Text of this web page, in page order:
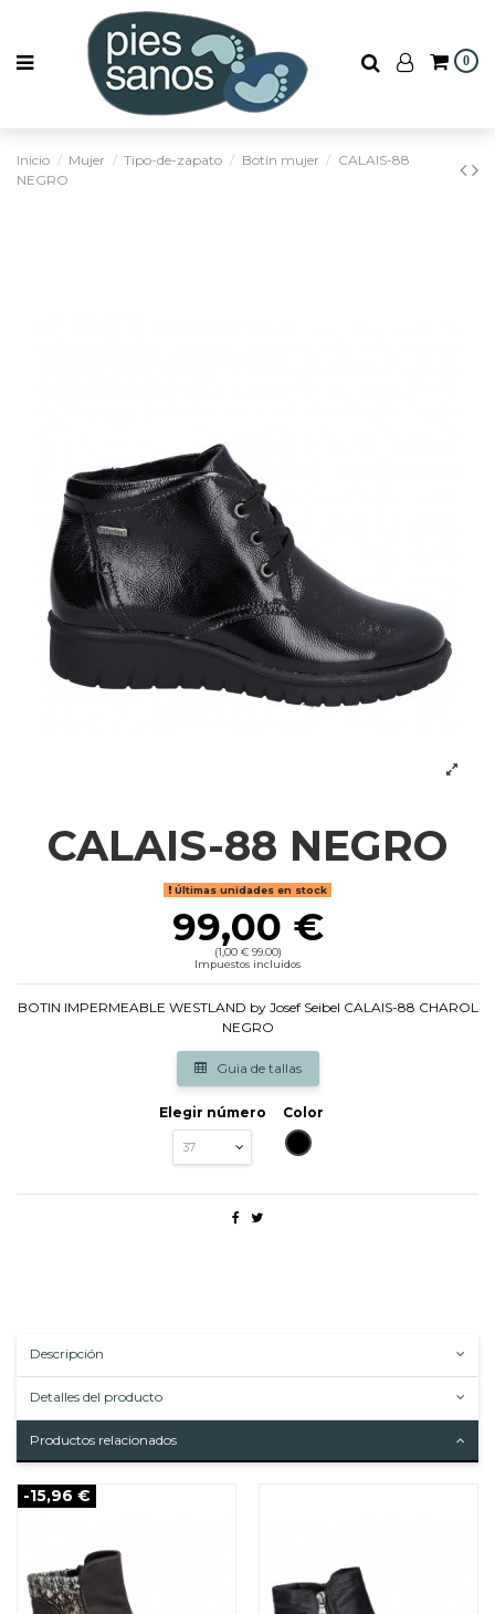
0
Inicio Mujer Tipo-de-zapato Botín mujer
CALAIS-88
NEGRO
CALAIS-88 NEGRO
Últimas unidades en stock
99,00 €
(1,00 € 99.00)
Impuestos incluidos
BOTIN IMPERMEABLE WESTLAND by Josef Seibel CALAIS-88 CHAROL
NEGRO
Guia de tallas
Elegir número
Color
NEGRO
Descripción
Detalles del producto
Productos relacionados
-15,96 €